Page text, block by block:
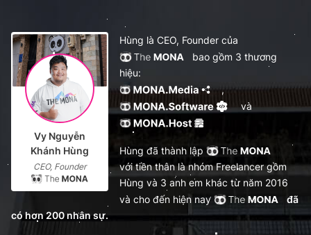
Vy Nguyễn
Khánh Hùng
CEO, Founder
Hùng là CEO, Founder của
bao gồm 3 thương
hiệu:
,
và
Hùng đã thành lập
với tiền thân là nhóm Freelancer gồm
Hùng và 3 anh em khác từ năm 2016
và cho đến hiện nay
đã
có hơn 200 nhân sự.